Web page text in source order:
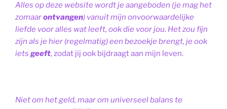
Alles op deze website wordt je aangeboden (je mag het
zomaarontvangen) vanuit mijn onvoorwaardelijke
liefde voor alles wat leeft, ook die voor jou. Het zou fijn
zijn als je hier (regelmatig) een bezoekje brengt, je ook
iets geeft, zodat jij ook bijdraagt aan mijn leven.
Niet om het geld, maar om universeel balans te